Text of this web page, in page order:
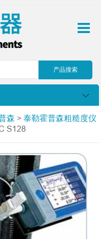
森 >泰勒霍普森粗糙度仪
S128